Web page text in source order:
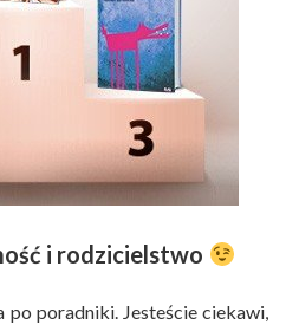
i rodzicielstwo
poradniki. Jesteście ciekawi,